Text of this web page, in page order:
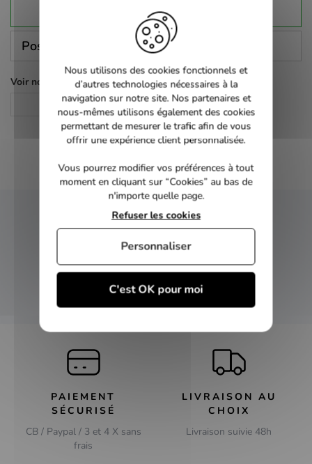
Poser une question
Voir nos autres pages :
Comédie
NEWSLETTER
Inscrivez-vous et recevez nos bons plans
PAIEMENT
SÉCURISÉ
CB / Paypal / 3 et 4 X sans
frais
LIVRAISON AU
CHOIX
Livraison suivie 48h
Nous utilisons des cookies fonctionnels et
d’autres technologies nécessaires à la
navigation sur notre site. Nos partenaires et
nous-mêmes utilisons également des cookies
permettant de mesurer le trafic afin de vous
offrir une expérience client personnalisée.
Vous pourrez modifier vos préférences à tout
moment en cliquant sur “Cookies” au bas de
n'importe quelle page.
C'est OK pour moi
Refuser les cookies
Personnaliser